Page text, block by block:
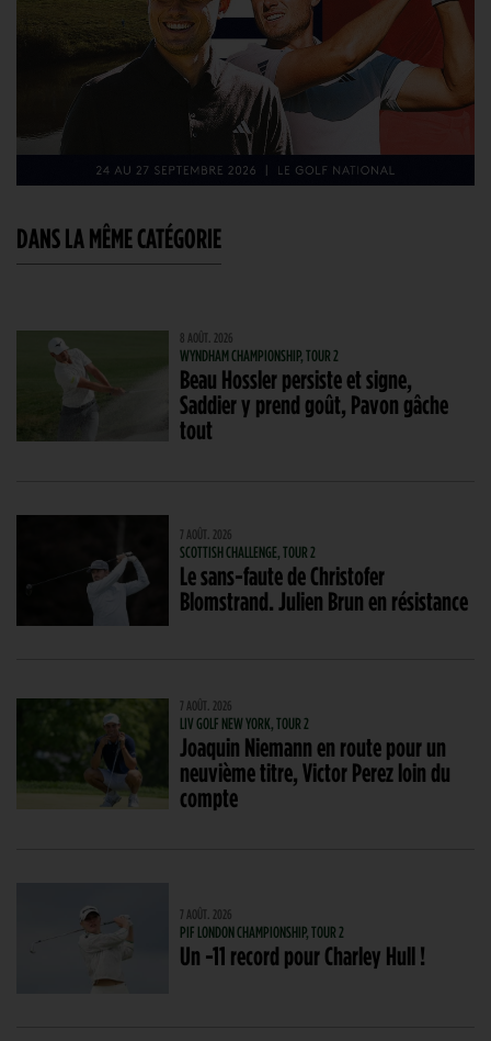
DANS LA MÊME CATÉGORIE
8 AOÛT. 2026
WYNDHAM CHAMPIONSHIP, TOUR 2
Beau Hossler persiste et signe,
Saddier y prend goût, Pavon gâche
tout
7 AOÛT. 2026
SCOTTISH CHALLENGE, TOUR 2
Le sans-faute de Christofer
Blomstrand. Julien Brun en résistance
7 AOÛT. 2026
LIV GOLF NEW YORK, TOUR 2
Joaquin Niemann en route pour un
neuvième titre, Victor Perez loin du
compte
7 AOÛT. 2026
PIF LONDON CHAMPIONSHIP, TOUR 2
Un -11 record pour Charley Hull !